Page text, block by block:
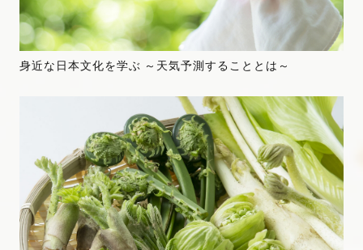
身近な日本文化を学ぶ ～天気予測することとは～